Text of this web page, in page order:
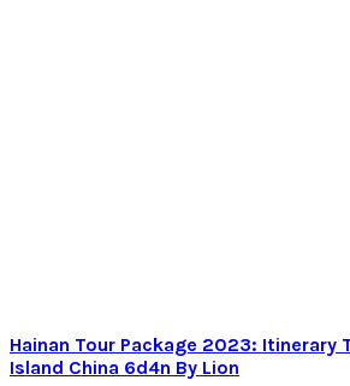
Hainan Tour Package 2023: Itinerary
Island China 6d4n By Lion